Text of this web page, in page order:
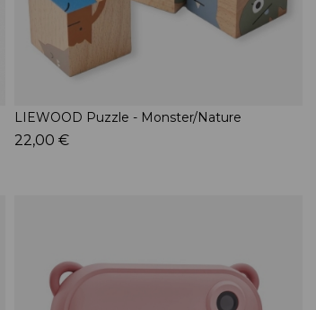
LIEWOOD Puzzle - Monster/Nature
22,00 €